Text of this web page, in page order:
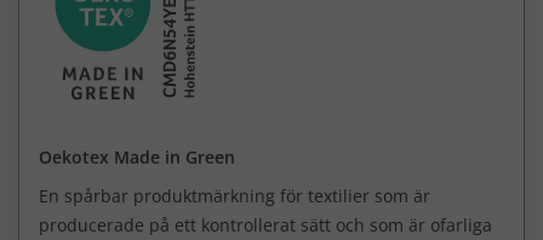
Oekotex Made in Green
En spårbar produktmärkning för textilier som är
producerade på ett kontrollerat sätt och som är ofarliga